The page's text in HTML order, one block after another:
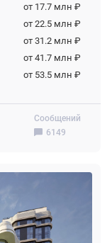
Сообщений
6149
от 17.7 млн ₽
от 22.5 млн ₽
от 31.2 млн ₽
от 41.7 млн ₽
от 53.5 млн ₽